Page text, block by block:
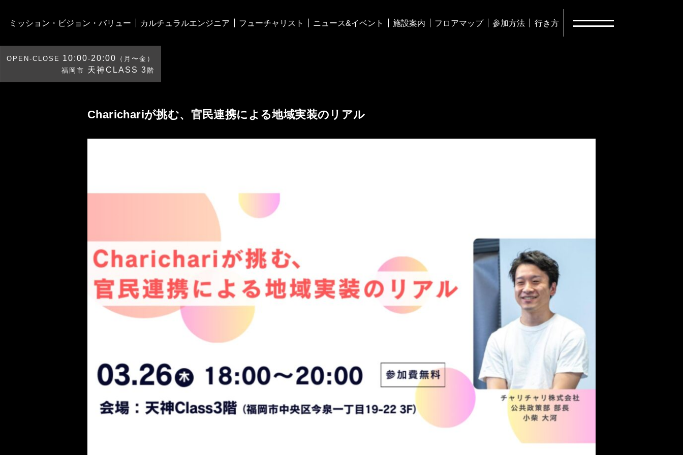
ミッション・ビジョン・バリュー カルチュラルエンジニア フューチャリスト ニュース&イベント 施設案内 フロアマップ 参加方法 行き方
OPEN-CLOSE 10:00-20:00
（月〜金）
福岡市 天神CLASS 3 階
Charichariが挑む、官民連携による地域実装のリアル